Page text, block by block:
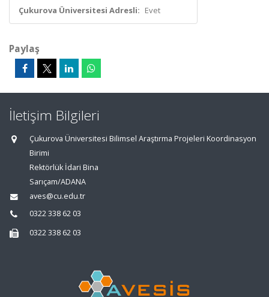
Çukurova Üniversitesi Adresli: Evet
Paylaş
İletişim Bilgileri
Çukurova Üniversitesi Bilimsel Araştırma Projeleri Koordinasyon
Birimi
Rektörlük İdari Bina
Sarıçam/ADANA
aves@cu.edu.tr
0322 338 62 03
0322 338 62 03